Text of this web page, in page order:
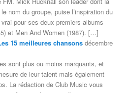
nom du groupe, puise l’inspiration du
pour ses deux premiers albums
et Men And Women (1987). […]
15 meilleures chansons décembre
sont plus ou moins marquants, et
de leur talent mais également
La rédaction de Club Music vous